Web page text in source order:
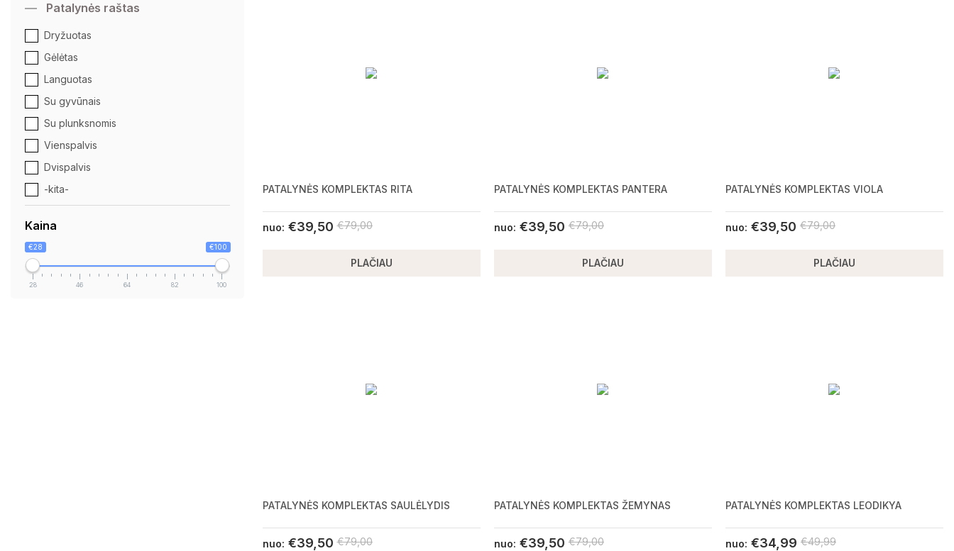
Patalynės raštas
Dryžuotas
Gėlėtas
Languotas
Su gyvūnais
Su plunksnomis
Vienspalvis
Dvispalvis
-kita-
Kaina
€28 €100
28 46 64 82 100
PATALYNĖS KOMPLEKTAS RITA
nuo: €39,50 €79,00
PLAČIAU
PATALYNĖS KOMPLEKTAS PANTERA
nuo: €39,50 €79,00
PLAČIAU
PATALYNĖS KOMPLEKTAS VIOLA
nuo: €39,50 €79,00
PLAČIAU
PATALYNĖS KOMPLEKTAS SAULĖLYDIS
nuo: €39,50 €79,00
PATALYNĖS KOMPLEKTAS ŽEMYNAS
nuo: €39,50 €79,00
PATALYNĖS KOMPLEKTAS LEODIKYA
nuo: €34,99 €49,99